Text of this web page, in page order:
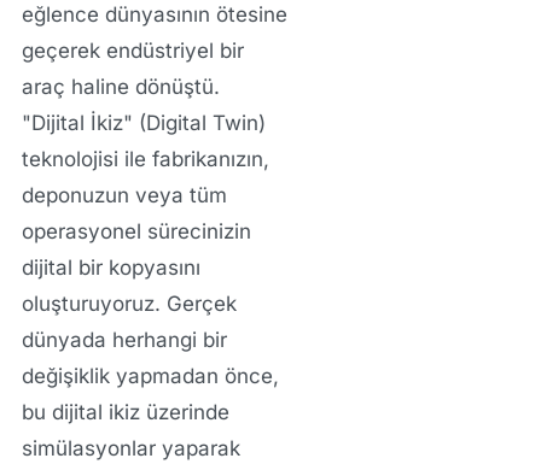
eğlence dünyasının ötesine
geçerek endüstriyel bir
araç haline dönüştü.
"Dijital İkiz" (Digital Twin)
teknolojisi ile fabrikanızın,
deponuzun veya tüm
operasyonel sürecinizin
dijital bir kopyasını
oluşturuyoruz. Gerçek
dünyada herhangi bir
değişiklik yapmadan önce,
bu dijital ikiz üzerinde
simülasyonlar yaparak